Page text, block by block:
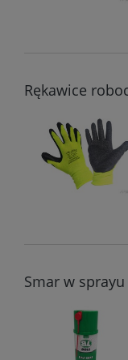
Rękawice
Smar w sprayu